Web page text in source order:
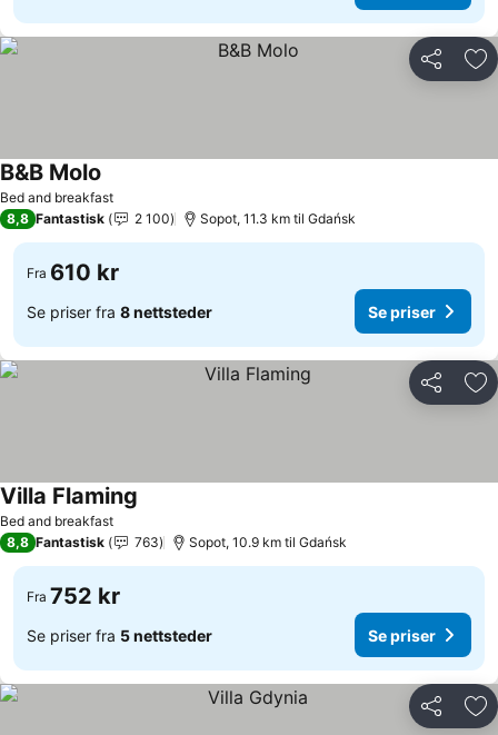
Del
Bed and breakfast
B&B Molo
8,8 Fantastisk 2 100 Sopot, 11.3 km til Gdańsk
Fra 610 kr
Se priser fra 8 nettsteder Se priser
Del
Bed and breakfast
Villa Flaming
8,8 Fantastisk 763 Sopot, 10.9 km til Gdańsk
Fra 752 kr
Se priser fra 5 nettsteder Se priser
Del